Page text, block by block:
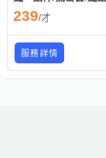
239/才
服務詳情